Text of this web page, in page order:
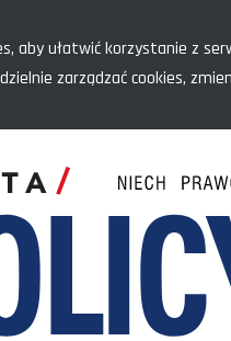
aby ułatwić korzystanie z
zarządzać cookies,